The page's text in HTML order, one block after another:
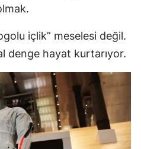
içlik” meselesi değil.
denge hayat kurtarıyor.